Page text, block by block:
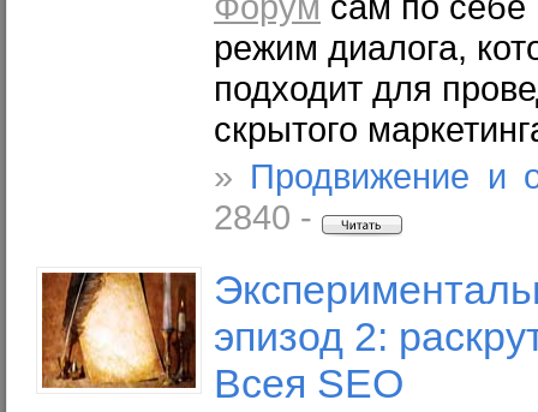
режим диалога,
подходит для
скрытого
» Продвижение и
2840 -
эпизод 2:
Всея SEO